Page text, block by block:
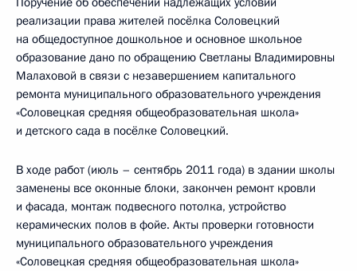
реализации права жителей посёлка Соловецкий
на общедоступное дошкольное и основное школьное
образование дано по обращению Светланы Владимировны
Малаховой в связи с незавершением капитального
ремонта муниципального образовательного учреждения
«Соловецкая средняя общеобразовательная школа»
и детского сада в посёлке Соловецкий.
В ходе работ (июль – сентябрь 2011 года) в здании школы
заменены все оконные блоки, закончен ремонт кровли
и фасада, монтаж подвесного потолка, устройство
керамических полов в фойе. Акты проверки готовности
муниципального образовательного учреждения
«Соловецкая средняя общеобразовательная школа»